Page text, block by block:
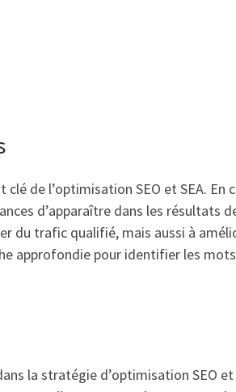
de l’optimisation SEO et SEA.
d’apparaître dans les résultats
du trafic qualifié, mais aussi à
approfondie pour identifier les
la stratégie d’optimisation SEO